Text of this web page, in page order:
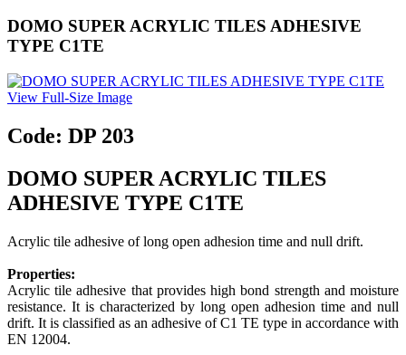
DOMO SUPER ACRYLIC TILES ADHESIVE
TYPE C1TE
View Full-Size Image
Code: DP 203
DOMO SUPER ACRYLIC TILES
ADHESIVE TYPE C1TE
Acrylic tile adhesive of long open adhesion time and null drift.
Properties:
Acrylic tile adhesive that provides high bond strength and moisture
resistance. It is characterized by long open adhesion time and null
drift. It is classified as an adhesive of C1 TE type in accordance with
EN 12004.